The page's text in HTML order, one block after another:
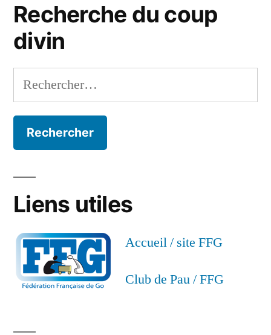
Recherche du coup
divin
Rechercher :
Liens utiles
Accueil / site FFG
Club de Pau / FFG